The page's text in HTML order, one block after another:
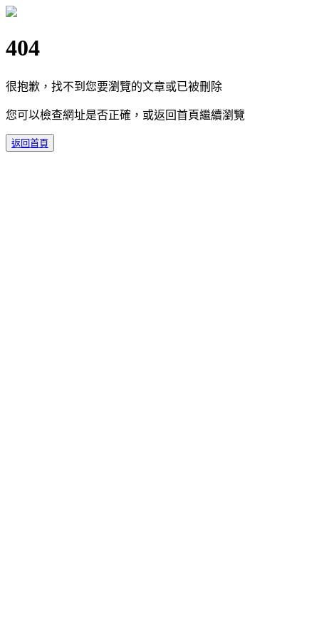
404
很抱歉，找不到您要瀏覽的文章或已被刪除
您可以檢查網址是否正確，或返回首頁繼續瀏覽
返回首頁